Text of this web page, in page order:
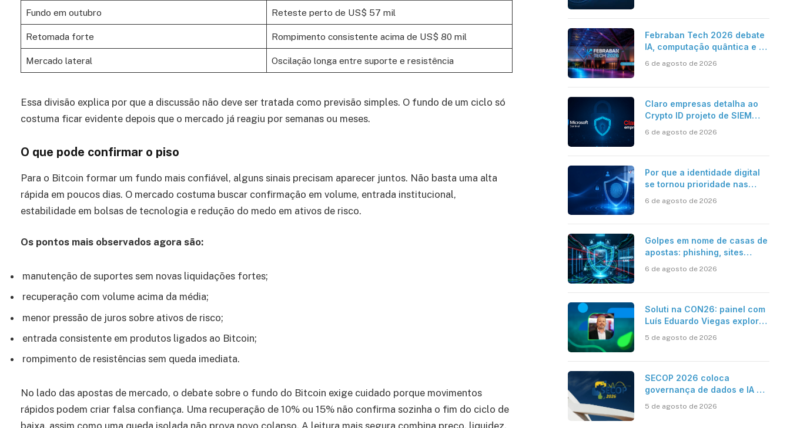
Fundo em outubro Reteste perto de US$ 57 mil
Retomada forte Rompimento consistente acima de US$ 80 mil
Mercado lateral Oscilação longa entre suporte e resistência
Essa divisão explica por que a discussão não deve ser tratada como previsão simples. O fundo de um ciclo só
costuma ficar evidente depois que o mercado já reagiu por semanas ou meses.
O que pode confirmar o piso
Para o Bitcoin formar um fundo mais confiável, alguns sinais precisam aparecer juntos. Não basta uma alta
rápida em poucos dias. O mercado costuma buscar confirmação em volume, entrada institucional,
estabilidade em bolsas de tecnologia e redução do medo em ativos de risco.
Os pontos mais observados agora são:
manutenção de suportes sem novas liquidações fortes;
recuperação com volume acima da média;
menor pressão de juros sobre ativos de risco;
entrada consistente em produtos ligados ao Bitcoin;
rompimento de resistências sem queda imediata.
No lado das apostas de mercado, o debate sobre o fundo do Bitcoin exige cuidado porque movimentos
rápidos podem criar falsa confiança. Uma recuperação de 10% ou 15% não confirma sozinha o fim do ciclo de
Febraban Tech 2026 debate
IA, computação quântica e os
bancária
6 de agosto de 2026
Claro empresas detalha ao
Crypto ID projeto de SIEM
resposta automatizada
6 de agosto de 2026
Por que a identidade digital
se tornou prioridade nas
6 de agosto de 2026
Golpes em nome de casas de
apostas: phishing, sites
6 de agosto de 2026
Soluti na CON26: painel com
Luís Eduardo Viegas explora
eficiência da Contabilidade
5 de agosto de 2026
SECOP 2026 coloca
governança de dados e IA no
5 de agosto de 2026